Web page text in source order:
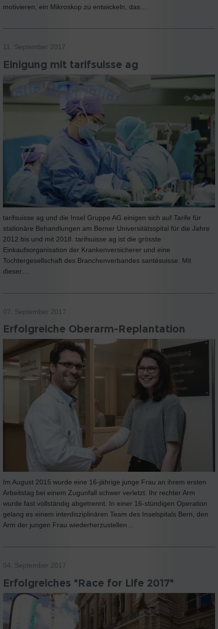
motivieren, ein Mikroskop zu entwickeln, das…
11. September 2017
Einigung mit tarifsuisse ag
tarifsuisse ag und die Insel Gruppe AG einigen sich auf Tarife für
stationäre Behandlungen am Berner Universitätsspital für die Jahre
2012 bis und mit 2018. tarifsuisse ag ist die grösste
Einkaufsorganisation der Krankenversicherer und eine
Tochtergesellschaft des Branchenverbandes santésuisse. Mit
dieser…
07. September 2017
Erfolgreiche Oberarm-Replantation
Im August 2015 wurde eine 16-jährige junge Frau an ihrem ersten
Arbeitstag bei einem Zugunfall schwer verletzt. Ihr rechter Arm
wurde fast vollständig abgetrennt. In einer 16-stündigen Operation
gelang es einem interdisziplinären Team des Inselspitals Bern, den
Arm der jungen Frau wiederherzustellen…
04. September 2017
Erfolgreiches "Race for Life 2017"